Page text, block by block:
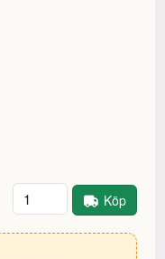
Antal Köp